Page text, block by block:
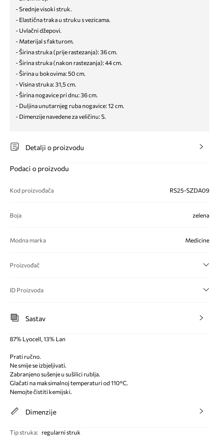
- Srednje visoki struk.
- Elastična traka u struku s vezicama.
- Uvlačni džepovi.
- Materijal s fakturom.
- Širina struka (prije rastezanja): 36 cm.
- Širina struka (nakon rastezanja): 44 cm.
- Širina u bokovima: 50 cm.
- Visina struka: 31,5 cm.
- Širina nogavice pri dnu: 36 cm.
- Duljina unutarnjeg ruba nogavice: 12 cm.
- Dimenzije navedene za veličinu: S.
Detalji o proizvodu
Podaci o proizvodu
Kod proizvođača RS25-SZDA09
Boja zelena
Modna marka Medicine
Proizvođač
ID Proizvoda
Sastav
87% Lyocell, 13% Lan
Prati ručno.
Ne smije se izbjeljivati.
Zabranjeno sušenje u sušilici rublja.
Glačati na maksimalnoj temperaturi od 110°C.
Nemojte čistiti kemijski.
Dimenzije
Tip struka:
regularni struk